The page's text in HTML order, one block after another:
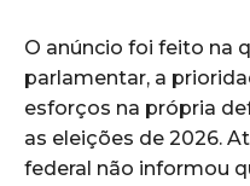
O anúncio foi feito na
parlamentar, a
esforços na própria
as eleições de 2026.
federal não informou